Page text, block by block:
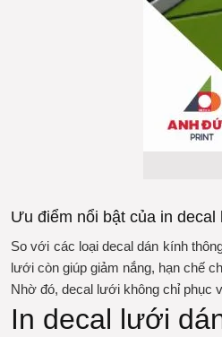
Ưu điểm nổi bật của in decal
So với các loại decal dán kính
lưới còn giúp giảm nắng, hạn chế
Nhờ đó, decal lưới không chỉ phục
In decal lưới